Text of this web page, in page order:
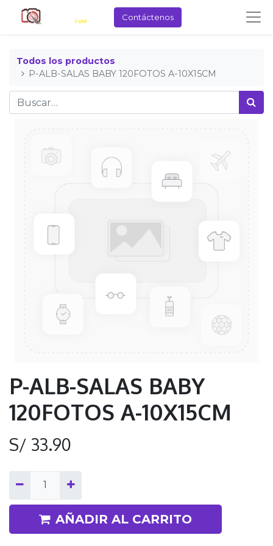
Contáctenos
Todos los productos
P-ALB-SALAS BABY 120FOTOS A-10X15CM
P-ALB-SALAS BABY
120FOTOS A-10X15CM
S/ 33.90
AÑADIR AL CARRITO